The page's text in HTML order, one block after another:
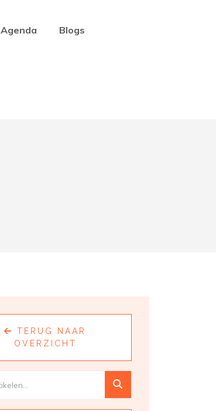
Agenda Blogs
TERUG NAAR
OVERZICHT